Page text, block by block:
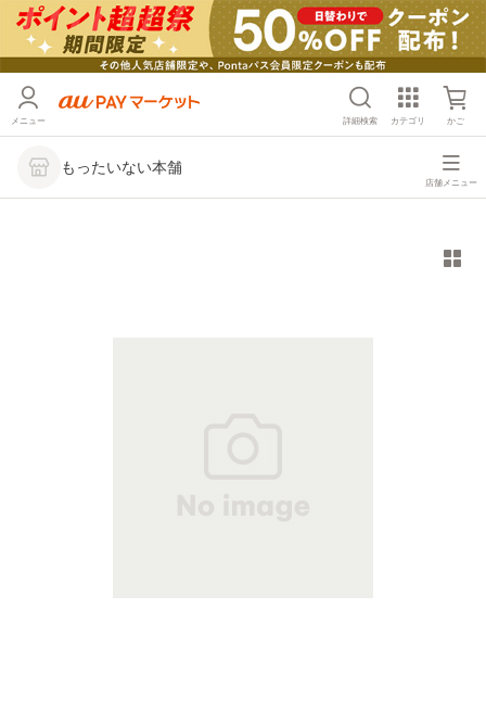
メニュー 詳細検索 カテゴリ かご
もったいない本舗
店舗メニュー